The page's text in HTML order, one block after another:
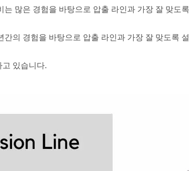
많은 경험을 바탕으로 압출 라인과 가장 잘 맞도
의 경험을 바탕으로 압출 라인과 가장 잘 맞도록
있습니다.